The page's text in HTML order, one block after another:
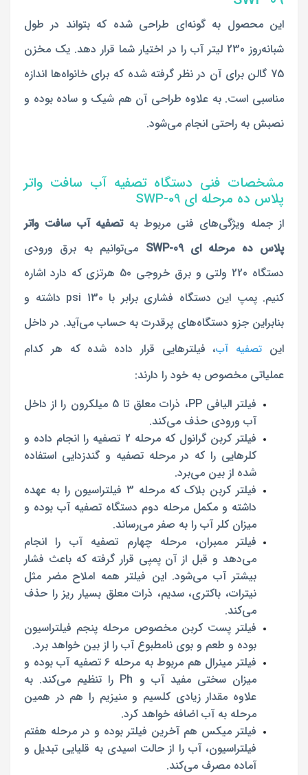
این محصول به گونه‌ای طراحی شده که بتواند در طول
شبانه‌روز 230 لیتر آب را در اختیار شما قرار دهد. یک مخزن
75 گالن برای آن در نظر گرفته شده که برای خانواه‌‌ها اندازه
مناسبی است. به علاوه طراحی آن هم شیک و ساده بوده و
نصبش به راحتی انجام می‌شود.
مشخصات فنی دستگاه تصفیه آب سافت واتر
پلاس ده مرحله ای SWP-09
از جمله ویژگی‌های فنی مربوط بهتصفیه آب سافت واتر
پلاس ده مرحله ای SWP-09
می‌توانیم به برق ورودی
دستگاه 220 ولتی و برق خروجی 50 هرتزی که دارد اشاره
کنیم. پمپ این دستگاه فشاری برابر با 130 psi داشته و
بنابراین جزو دستگاه‌های پرقدرت به حساب می‌آید. در داخل
این تصفیه آب، فیلترهایی قرار داده شده که هر کدام
عملیاتی مخصوص به خود را دارند:
فیلتر الیافی PP، ذرات معلق تا 5 میلکرون را از داخل
آب ورودی حذف می‌کند.
فیلتر کربن گرانول که مرحله 2 تصفیه را انجام داده و
کلرهایی را که در مرحله تصفیه و گندزدایی استفاده
شده از بین می‌برد.
فیلتر کربن بلاک که مرحله 3 فیلتراسیون را به عهده
داشته و مکمل مرحله دوم دستگاه تصفیه آب بوده و
میزان کلر آب را به صفر می‌رساند.
فیلتر ممبران، مرحله چهارم تصفیه آب را انجام
می‌دهد و قبل از آن پمپی قرار گرفته که باعث فشار
بیشتر آب می‌شود. این فیلتر همه املاح مضر مثل
نیترات، باکتری، سدیم، ذرات معلق بسیار ریز را حذف
می‌کند.
فیلتر پست کربن مخصوص مرحله پنجم فیلتراسیون
بوده و طعم و بوی نامطبوع آب را از بین خواهد برد.
فیلتر مینرال هم مربوط به مرحله 6 تصفیه آب بوده و
میزان سختی مفید آب و Ph را تنظیم می‌کند. به
علاوه مقدار زیادی کلسیم و منیزیم را هم در همین
مرحله به آب اضافه خواهد کرد.
فیلتر میکس هم آخرین فیلتر بوده و در مرحله هفتم
فیلتراسیون، آب را از حالت اسیدی به قلیایی تبدیل و
آماده مصرف می‌کند.